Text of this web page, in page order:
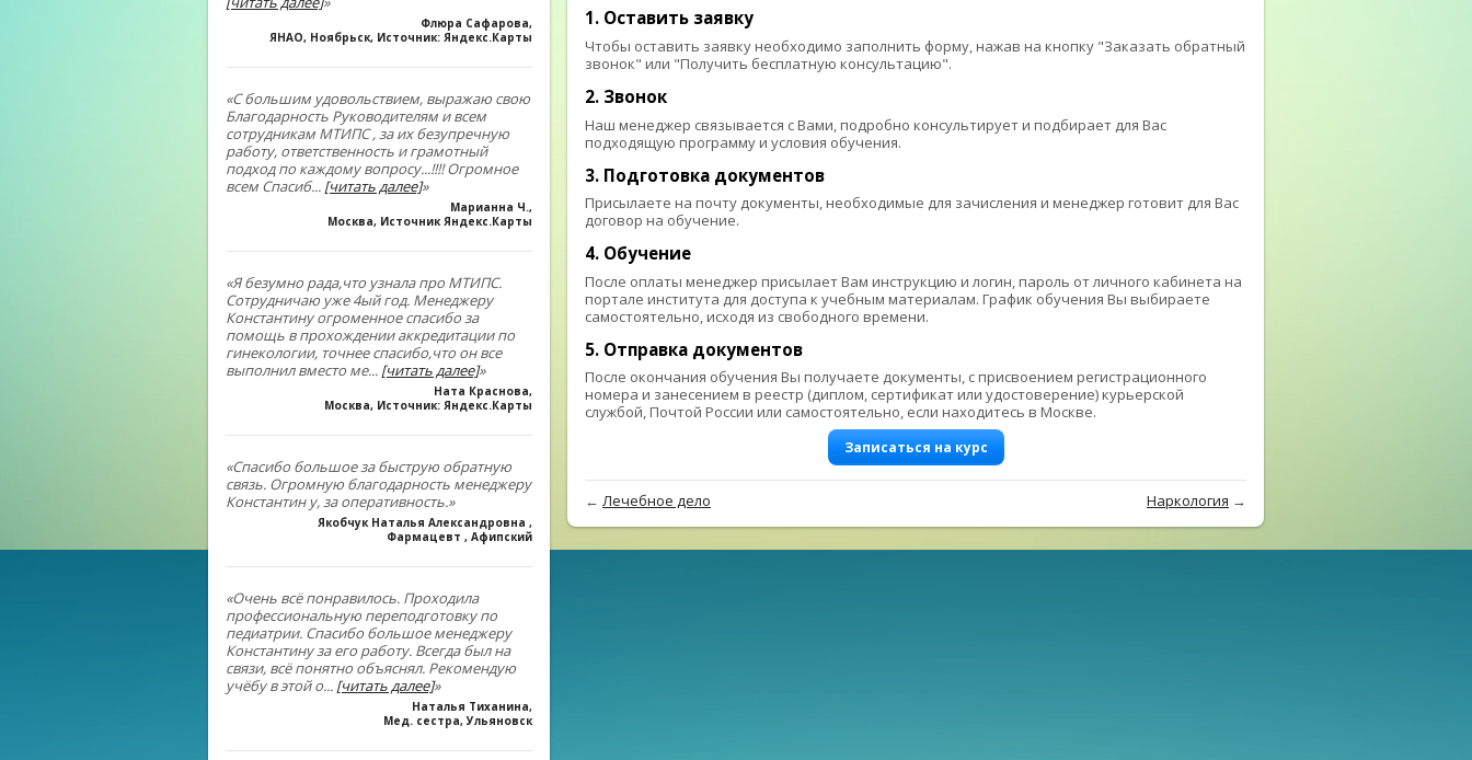
Флюра Сафарова,
ЯНАО, Ноябрьск, Источник: Яндекс.Карты
«С большим удовольствием, выражаю свою
Благодарность Руководителям и всем
сотрудникам МТИПС , за их безупречную
работу, ответственность и грамотный
подход по каждому вопросу...!!!! Огромное
всем Спасиб... [читать далее]»
Марианна Ч.,
Москва, Источник Яндекс.Карты
«Я безумно рада,что узнала про МТИПС.
Сотрудничаю уже 4ый год. Менеджеру
Константину огроменное спасибо за
помощь в прохождении аккредитации по
гинекологии, точнее спасибо,что он все
выполнил вместо ме... [читать далее]»
Ната Краснова,
Москва, Источник: Яндекс.Карты
«Спасибо большое за быструю обратную
связь. Огромную благодарность менеджеру
Константин у, за оперативность.»
Якобчук Наталья Александровна ,
Фармацевт , Афипский
«Очень всё понравилось. Проходила
профессиональную переподготовку по
педиатрии. Спасибо большое менеджеру
Константину за его работу. Всегда был на
связи, всё понятно объяснял. Рекомендую
учёбу в этой о... [читать далее]»
Наталья Тиханина,
Мед. сестра, Ульяновск
1. Оставить заявку
Чтобы оставить заявку необходимо заполнить форму, нажав на кнопку "Заказать обратный
звонок" или "Получить бесплатную консультацию".
2. Звонок
Наш менеджер связывается с Вами, подробно консультирует и подбирает для Вас
подходящую программу и условия обучения.
3. Подготовка документов
Присылаете на почту документы, необходимые для зачисления и менеджер готовит для Вас
договор на обучение.
4. Обучение
После оплаты менеджер присылает Вам инструкцию и логин, пароль от личного кабинета на
портале института для доступа к учебным материалам. График обучения Вы выбираете
самостоятельно, исходя из свободного времени.
5. Отправка документов
После окончания обучения Вы получаете документы, с присвоением регистрационного
номера и занесением в реестр (диплом, сертификат или удостоверение) курьерской
службой, Почтой России или самостоятельно, если находитесь в Москве.
Записаться на курс
← Лечебное дело Наркология →